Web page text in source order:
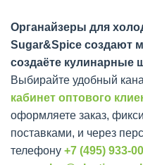
Органайзеры для
Sugar&Spice создают
создаёте кулинарные
Выбирайте удобный
кабинет оптового
оформляете заказ,
поставками, и через
телефону +7 (495) 933-